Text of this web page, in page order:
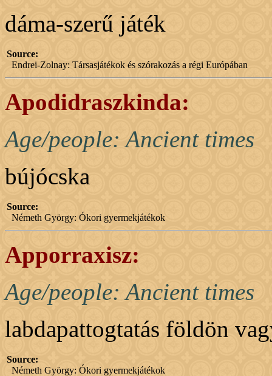
dáma-szerű játék
Source:
Endrei-Zolnay: Társasjátékok és szórakozás a régi Európában
Apodidraszkinda:
Age/people: Ancient times
bújócska
Source:
Németh György: Ókori gyermekjátékok
Apporraxisz:
Age/people: Ancient times
labdapattogtatás földön
Source:
Németh György: Ókori gyermekjátékok